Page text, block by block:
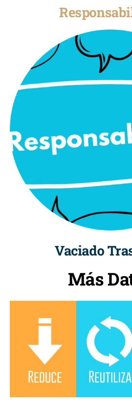
Vaciado
Más